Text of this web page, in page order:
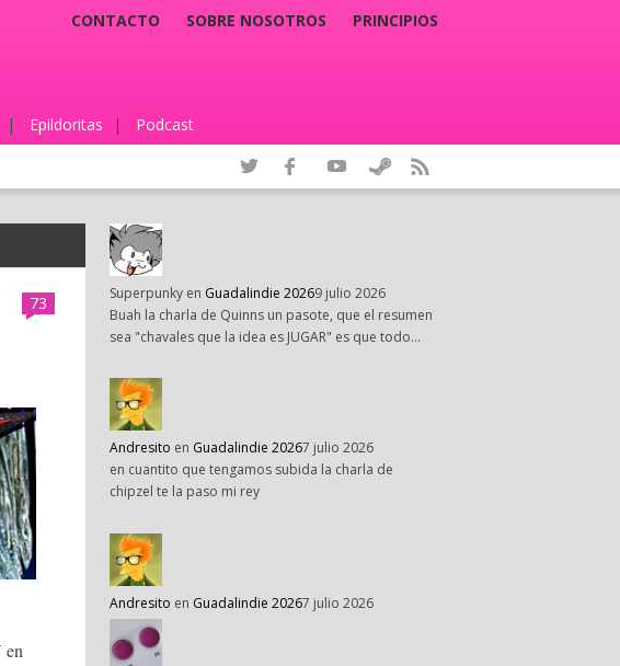
CONTACTO SOBRE NOSOTROS PRINCIPIOS
| Epildoritas | Podcast
73
en
Superpunky en Guadalindie 20269 julio 2026
Buah la charla de Quinns un pasote, que el resumen
sea "chavales que la idea es JUGAR" es que todo…
Andresito en Guadalindie 20267 julio 2026
en cuantito que tengamos subida la charla de
chipzel te la paso mi rey
Andresito en Guadalindie 20267 julio 2026